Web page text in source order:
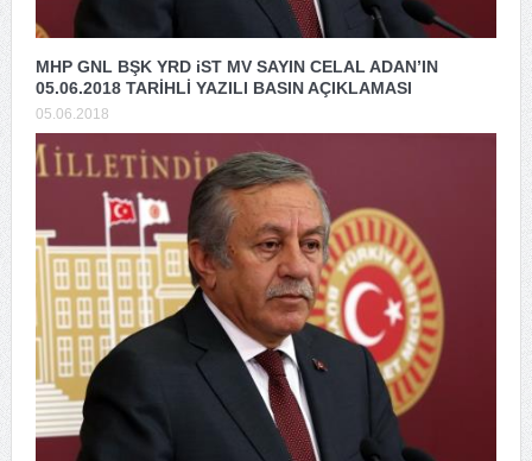
MHP GNL BŞK YRD iST MV SAYIN CELAL ADAN’IN
05.06.2018 TARİHLİ YAZILI BASIN AÇIKLAMASI
05.06.2018